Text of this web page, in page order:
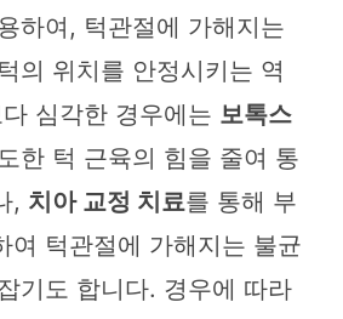
하여, 턱관절에 가해지는
의 위치를 안정시키는 역
심각한 경우에는 보톡스
한 턱 근육의 힘을 줄여 통
, 치아 교정 치료를 통해 부
여 턱관절에 가해지는 불균
기도 합니다. 경우에 따라